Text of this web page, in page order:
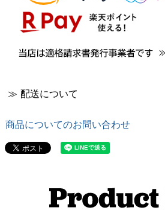
≫ 配送について
商品についてのお問い合わせ